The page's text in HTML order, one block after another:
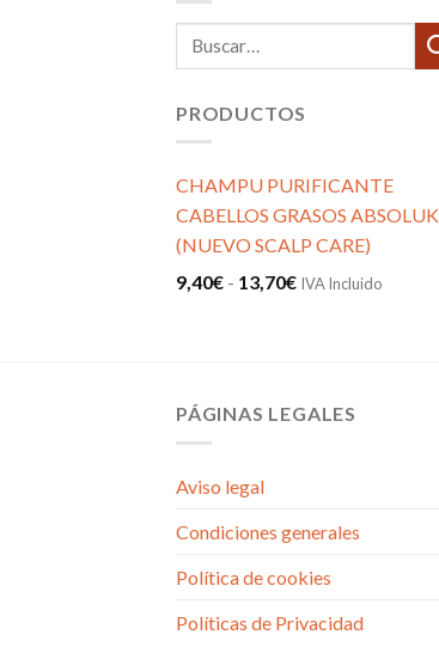
Buscar
PRODUCTOS
CHAMPU PURIFICANTE
CABELLOS GRASOS ABSOLUK
(NUEVO SCALP CARE)
9,40€ - 13,70€Rango
IVA Incluido
PÁGINAS LEGALES
Aviso legal
Condiciones generales
Política de cookies
Políticas de Privacidad